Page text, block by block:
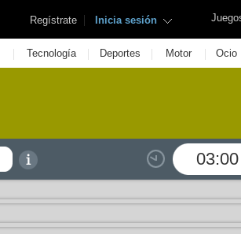
Regístrate | Inicia sesión
| Tecnología | Deportes | Motor | Ocio
03:00